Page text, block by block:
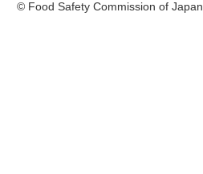
© Food Safety Commission of Japan